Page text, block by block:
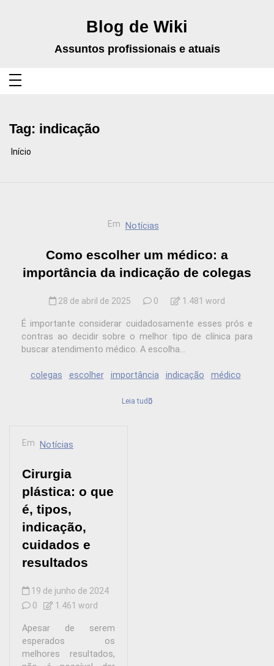
Blog de Wiki
Assuntos profissionais e atuais
Tag: indicação
Início
Em Notícias
Como escolher um médico: a
importância da indicação de colegas
28 de abril de 2025 0 1.481 word
É importante considerar cuidadosamente esses prós e
contras ao decidir sobre o melhor tipo de clínica para
buscar atendimento médico. A escolha...
colegas escolher importância indicação médico
Leia tudo
Em Notícias
Cirurgia
plástica: o que
é, tipos,
indicação,
cuidados e
resultados
19 de junho de 2024
0
1.461 word
Apesar de serem
esperados os
melhores resultados,